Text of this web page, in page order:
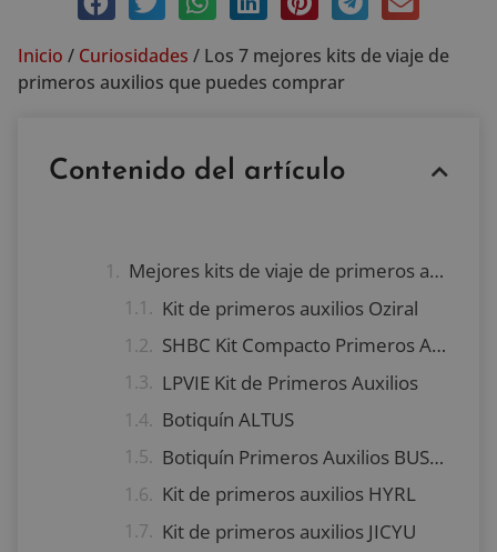
Inicio / Curiosidades / Los 7 mejores kits de viaje de
primeros auxilios que puedes comprar
Contenido del artículo
Mejores kits de viaje de primeros auxilios
Kit de primeros auxilios Oziral
SHBC Kit Compacto Primeros Auxilios
LPVIE Kit de Primeros Auxilios
Botiquín ALTUS
Botiquín Primeros Auxilios BUSIO
Kit de primeros auxilios HYRL
Kit de primeros auxilios JICYU